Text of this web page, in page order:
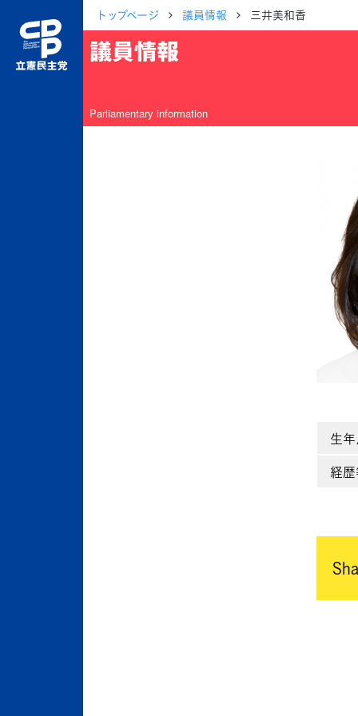
トップページ 議員情報 三井美和香
議員情報
Parliamentary information
生
経